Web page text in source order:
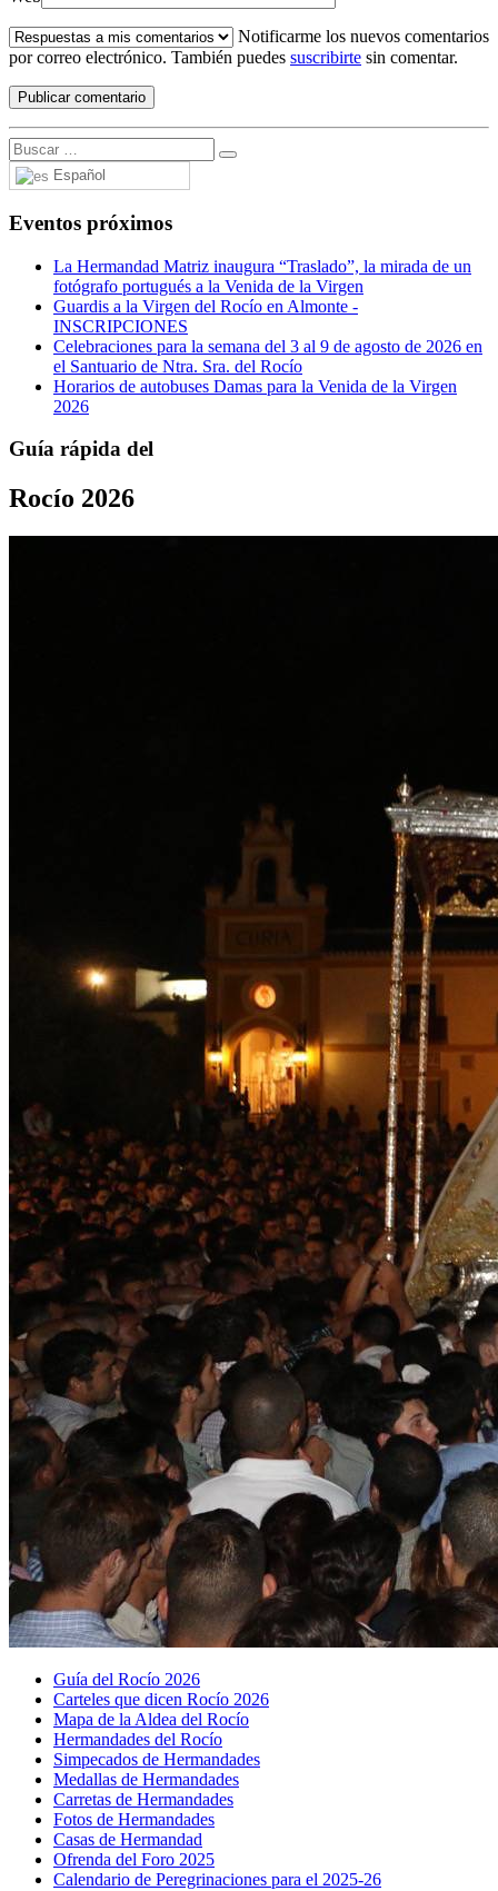
Notificarme los nuevos comentarios
por correo electrónico. También puedes suscribirte sin comentar.
Español
Eventos próximos
La Hermandad Matriz inaugura “Traslado”, la mirada de un
fotógrafo portugués a la Venida de la Virgen
Guardis a la Virgen del Rocío en Almonte -
INSCRIPCIONES
Celebraciones para la semana del 3 al 9 de agosto de 2026 en
el Santuario de Ntra. Sra. del Rocío
Horarios de autobuses Damas para la Venida de la Virgen
2026
Guía rápida del
Rocío 2026
Guía del Rocío 2026
Carteles que dicen Rocío 2026
Mapa de la Aldea del Rocío
Hermandades del Rocío
Simpecados de Hermandades
Medallas de Hermandades
Carretas de Hermandades
Fotos de Hermandades
Casas de Hermandad
Ofrenda del Foro 2025
Calendario de Peregrinaciones para el 2025-26